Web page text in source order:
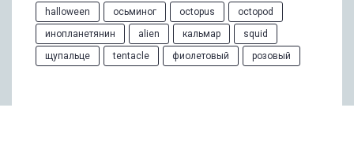
halloween осьминог octopus
octopod
инопланетянин
alien кальмар
squid
щупальце
tentacle фиолетовый розовый